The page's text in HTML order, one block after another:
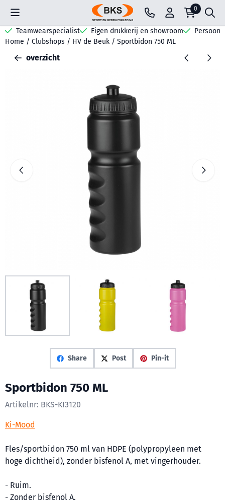
Cookievoorkeuren zijn beschikbaar. Kies instellingen of sta
0
Teamwearspecialist Eigen drukkerij en showroom
Home / Clubshops / HV de Beuk / Sportbidon 750 ML
overzicht
Share Post Pin-it
Sportbidon 750 ML
Artikelnr: BKS-KI3120
Ki-Mood
Fles/sportbidon 750 ml van HDPE (polypropyleen met
hoge dichtheid), zonder bisfenol A, met vingerhouder.
- Ruim.
- Zonder bisfenol A.